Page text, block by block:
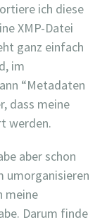
ich diese
XMP-Datei
ganz einfach
im
“Metadaten
dass meine
werden.
aber schon
umorganisieren
meine
Darum finde